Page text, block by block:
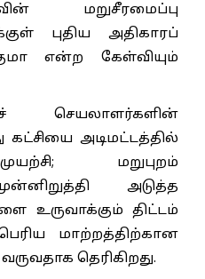
மறுசீரமைப்பு
புதிய அதிகாரப்
என்ற கேள்வியும்
செயலாளர்களின்
கட்சியை அடிமட்டத்தில்
மறுபுறம்
அடுத்த
உருவாக்கும் திட்டம்
மாற்றத்திற்கான
தெரிகிறது.